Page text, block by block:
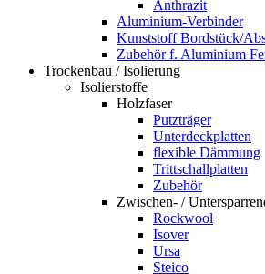
Anthrazit
Aluminium-Verbinder
Kunststoff Bordstück/
Zubehör f. Aluminium
Trockenbau / Isolierung
Isolierstoffe
Holzfaser
Putzträger
Unterdeckplatten
flexible Dämmung
Trittschallplatten
Zubehör
Zwischen- /
Rockwool
Isover
Ursa
Steico